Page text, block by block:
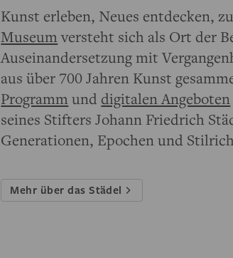
Kunst erleben, Neues entdecken,
Museumversteht sich als Ort der
Auseinandersetzung mit
aus über 700 Jahren Kunst
Programmund digitalen Angeboten
seines Stifters Johann Friedrich
Generationen, Epochen und
Mehr über das Städel